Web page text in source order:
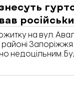
на вул.
недоцільним.
нового